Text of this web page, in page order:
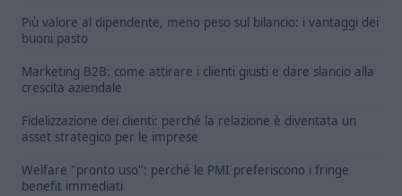
Più valore al dipendente, meno peso sul bilancio: i vantaggi dei
buoni pasto
Marketing B2B: come attirare i clienti giusti e dare slancio alla
crescita aziendale
Fidelizzazione dei clienti: perché la relazione è diventata un
asset strategico per le imprese
Welfare "pronto uso": perché le PMI preferiscono i fringe
benefit immediati